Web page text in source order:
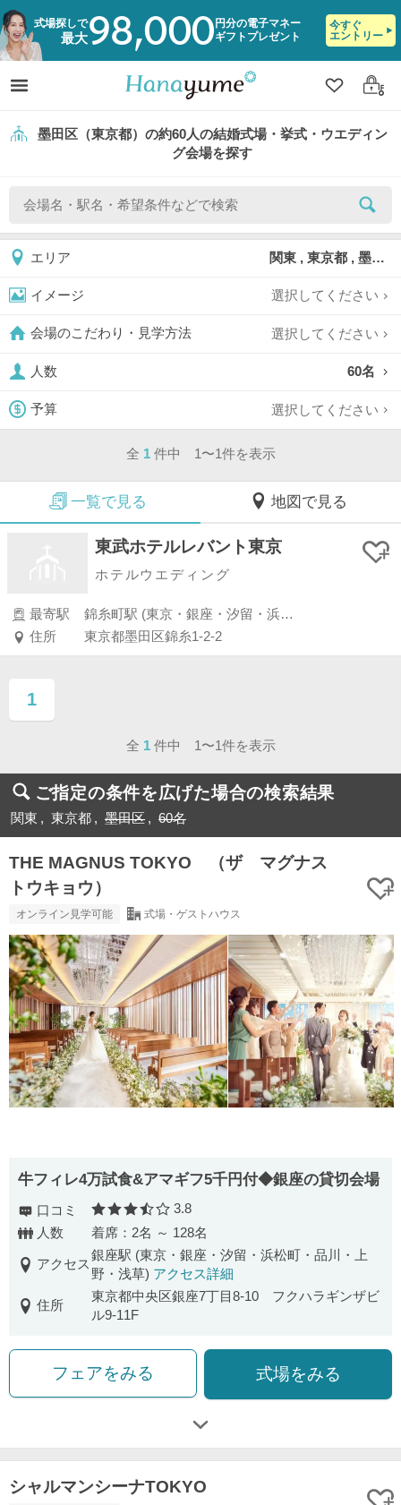
式場探しで
最大98,000 円分の電子マネー
ギフトプレゼント
今すぐ
エントリー
クリップ
ログ
墨田区（東京都）の約60人の結婚式場・挙式・ウエディン
グ会場を探す
エリア 関東 , 東京都 , 墨田区
イメージ 選択してください
会場のこだわり・見学方法 選択してください
人数 60名
予算 選択してください
全 1 件中 1〜1件を表示
一覧で見る 地図で見る
東武ホテルレバント東京
ホテルウエディング
最寄駅
錦糸町駅 (東京・銀座・汐留・浜松町・品川・上野・浅草)
住所
東京都墨田区錦糸1-2-2
1
ページ目
全 1 件中 1〜1件を表示
ご指定の条件を広げた場合の検索結果
関東 東京都 墨田区 60名
THE MAGNUS TOKYO （ザ マグナス
トウキョウ）
オンライン見学可能 式場・ゲストハウス
牛フィレ4万試食&アマギフ5千円付◆銀座の貸切会場
口コミ 口コミ評価
3.8
人数
着席：2名 ～ 128名
アクセス
銀座駅 (東京・銀座・汐留・浜松町・品川・上
野・浅草) アクセス詳細
住所
東京都中央区銀座7丁目8-10 フクハラギンザビ
ル9-11F
フェアをみる 式場をみる
シャルマンシーナTOKYO